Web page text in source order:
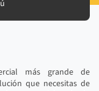
más grande de
que necesitas de